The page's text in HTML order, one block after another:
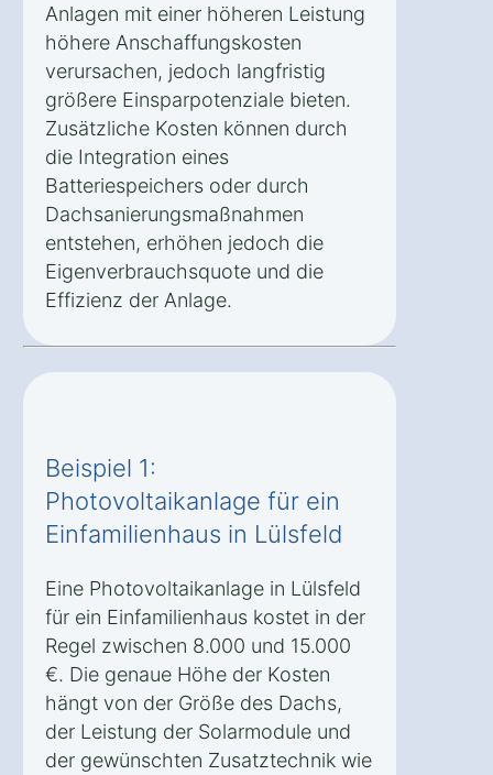
Anlagen mit einer höheren Leistung
höhere Anschaffungskosten
verursachen, jedoch langfristig
größere Einsparpotenziale bieten.
Zusätzliche Kosten können durch
die Integration eines
Batteriespeichers oder durch
Dachsanierungsmaßnahmen
entstehen, erhöhen jedoch die
Eigenverbrauchsquote und die
Effizienz der Anlage.
Beispiel 1:
Photovoltaikanlage für ein
Einfamilienhaus in Lülsfeld
Eine Photovoltaikanlage in Lülsfeld
für ein Einfamilienhaus kostet in der
Regel zwischen 8.000 und 15.000
€. Die genaue Höhe der Kosten
hängt von der Größe des Dachs,
der Leistung der Solarmodule und
der gewünschten Zusatztechnik wie